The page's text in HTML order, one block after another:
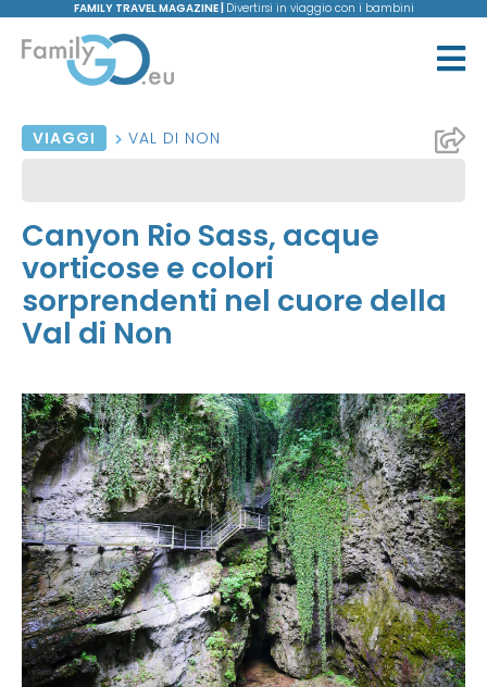
FAMILY TRAVEL MAGAZINE | Divertirsi in viaggio con i bambini
VIAGGI VAL DI NON
Canyon Rio Sass, acque
vorticose e colori
sorprendenti nel cuore della
Val di Non